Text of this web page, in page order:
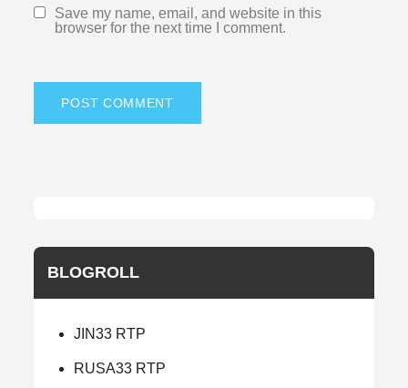
Save my name, email, and website in this
browser for the next time I comment.
BLOGROLL
JIN33 RTP
RUSA33 RTP